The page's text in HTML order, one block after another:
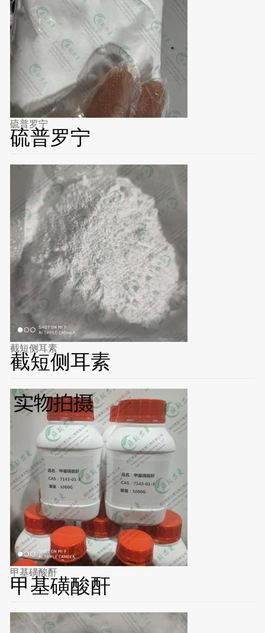
硫普罗宁
硫普罗宁
截短侧耳素
截短侧耳素
甲基磺酸酐
甲基磺酸酐